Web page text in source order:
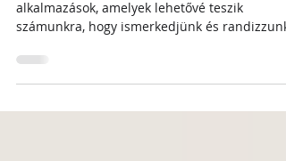
Elmondjuk melyiket használd
(röviden)
A Tinder és a Badoo olyan online társkereső
alkalmazások, amelyek lehetővé teszik